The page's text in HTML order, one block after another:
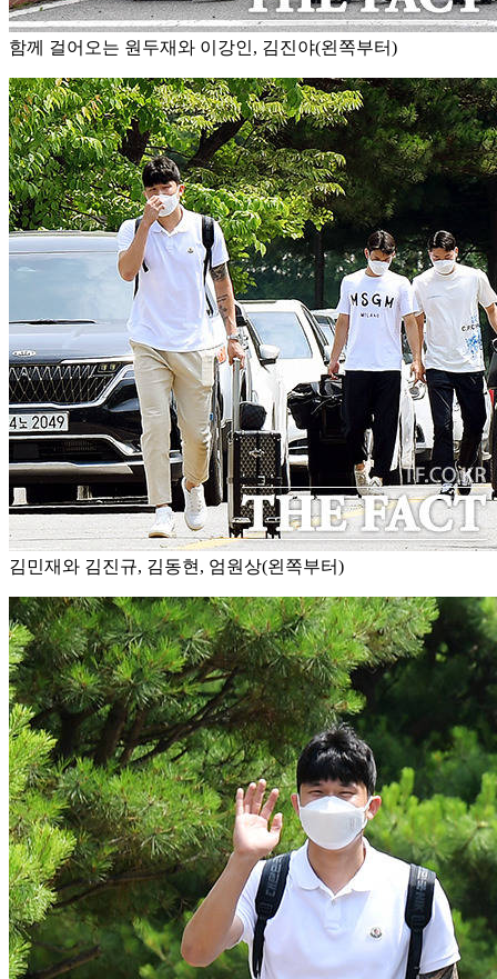
함께 걸어오는 원두재와 이강인, 김진야(왼쪽부터)
김민재와 김진규, 김동현, 엄원상(왼쪽부터)